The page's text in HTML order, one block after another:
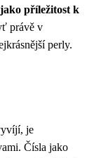
jako příležitost k
právě v
perly.
je
Čísla jako